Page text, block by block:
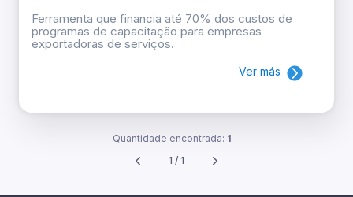
Ferramenta que financia até 70% dos custos de
programas de capacitação para empresas
exportadoras de serviços.
Ver más
Quantidade encontrada: 1
1 / 1